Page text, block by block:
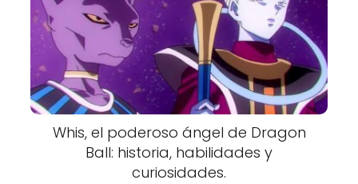
Whis, el poderoso ángel de Dragon
Ball: historia, habilidades y
curiosidades.